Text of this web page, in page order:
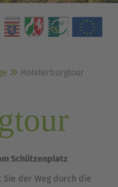
Holsterburgtour
Schützenplatz
der Weg durch die